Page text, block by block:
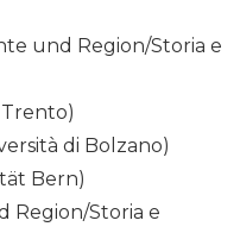
und Region/Storia e
di Bolzano)
Bern)
Region/Storia e